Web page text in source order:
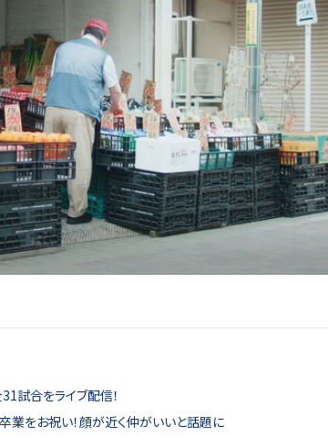
試合をライブ配信！
業をお祝い！顔が近く仲がいいと話題に